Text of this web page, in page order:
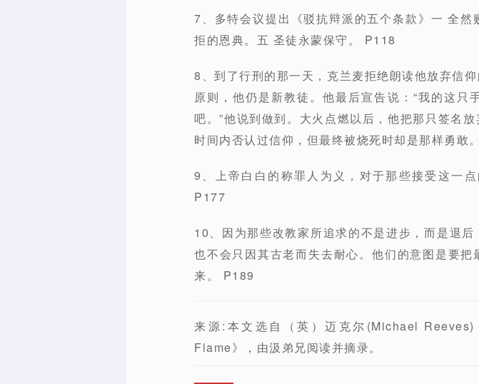
7、多特会议提出《驳抗辩派的五个条款》一 全
拒的恩典。五 圣徒永蒙保守。 P118
8、到了行刑的那一天，克兰麦拒绝朗读他放弃信
原则，他仍是新教徒。他最后宣告说：“我的这
吧。”他说到做到。大火点燃以后，他把那只签名
时间内否认过信仰，但最终被烧死时却是那样勇敢
9、上帝白白的称罪人为义，对于那些接受这一
P177
10、因为那些改教家所追求的不是进步，而是退
也不会只因其古老而失去耐心。他们的意图是要
来。 P189
来源:本文选自（英）迈克尔(Michael
Flame》，由汲弟兄阅读并摘录。